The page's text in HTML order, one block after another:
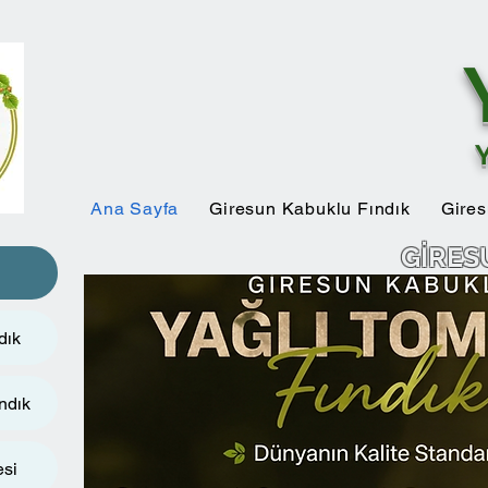
Ana Sayfa Giresun Kabuklu Fındık